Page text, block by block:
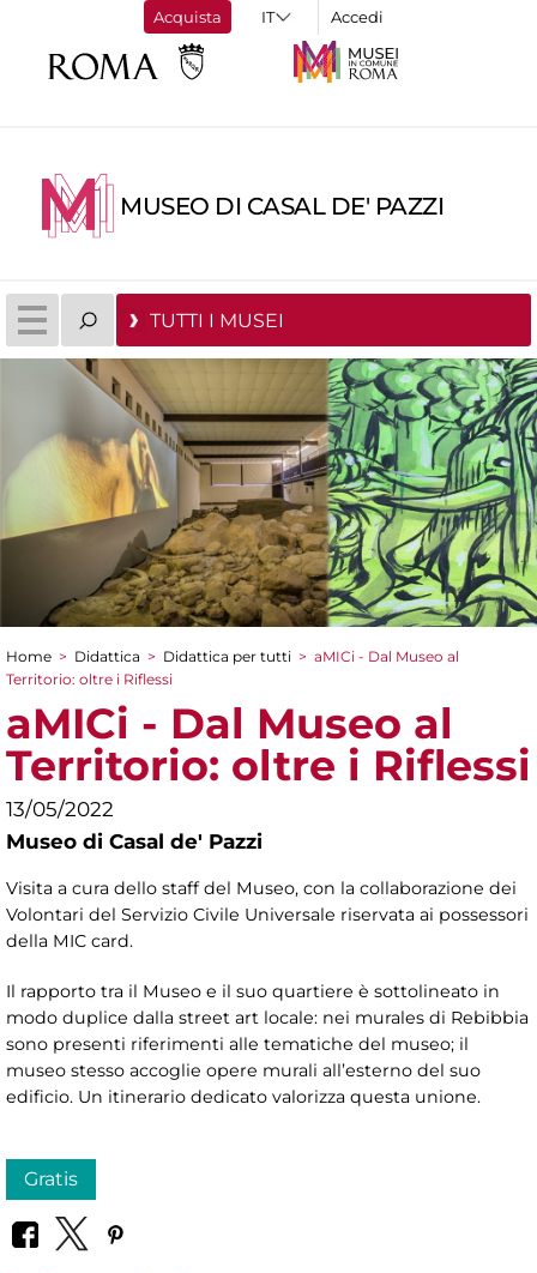
Acquista Accedi
MUSEO DI CASAL DE' PAZZI
TUTTI I MUSEI
Tu sei qui
Home > Didattica > Didattica per tutti > aMICi - Dal Museo al
Territorio: oltre i Riflessi
aMICi - Dal Museo al
Territorio: oltre i Riflessi
13/05/2022
Museo di Casal de' Pazzi
Visita a cura dello staff del Museo, con la collaborazione dei
Volontari del Servizio Civile Universale riservata ai possessori
della MIC card.
Il rapporto tra il Museo e il suo quartiere è sottolineato in
modo duplice dalla street art locale: nei murales di Rebibbia
sono presenti riferimenti alle tematiche del museo; il
museo stesso accoglie opere murali all’esterno del suo
edificio. Un itinerario dedicato valorizza questa unione.
Gratis